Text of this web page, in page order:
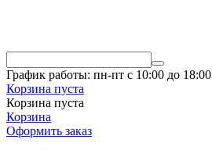
График работы: пн-пт с 10:00 до 18:00
Корзина пуста
Корзина пуста
Корзина
Оформить заказ